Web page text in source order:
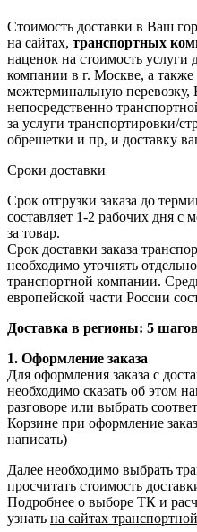
Стоимость доставки в Ваш
на сайтах, транспортных
наценок на стоимость услуги
компании в г. Москве, а также
межтерминальную перевозку,
непосредственно
за услуги транспортировки/
обрешетки и пр, и доставку
Сроки доставки
Срок отгрузки заказа до
составляет 1-2 рабочих дня с
за товар.
Срок доставки заказа
необходимо уточнять
транспортной компании.
европейской части России
Доставка в регионы: 5
1. Оформление заказа
Для оформления заказа с
необходимо сказать об этом
разговоре или выбрать
Корзине при оформление
написать)
Далее необходимо выбрать
просчитать стоимость
Подробнее о выборе ТК и
узнать на сайтах